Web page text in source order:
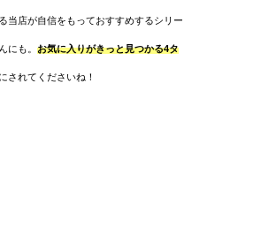
当店が自信をもっておすすめするシリー
にも。 お気に入りがきっと見つかる4タ
されてくださいね！